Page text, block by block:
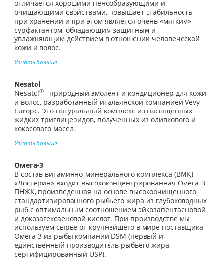
отличается хорошими пенообразующими и
очищающими свойствами, повышает стабильность
при хранении и при этом является очень «мягким»
сурфактантом, обладающим защитным и
увлажняющим действием в отношении человеческой
кожи и волос.
Узнать больше
Nesatol
Nesatol®– природный эмолент и кондиционер для кожи
и волос, разработанный итальянской компанией Vevy
Europe. Это натуральный комплекс из насыщенных
жидких триглицеридов, полученных из оливкового и
кокосового масел.
Узнать больше
Омега-3
В состав витаминно-минерального комплекса (ВМК)
«Лостерин» входит высококонцентрированная Омега-3
ПНЖК, произведенная на основе высокоочищенного
стандартизированного рыбьего жира из глубоководных
рыб с оптимальным соотношением эйкозапентаеновой
и докозагексаеновой кислот. При производстве мы
используем сырье от крупнейшего в мире поставщика
Омега-3 из рыбы компании DSM (первый и
единственный производитель рыбьего жира,
сертифицированный USP).